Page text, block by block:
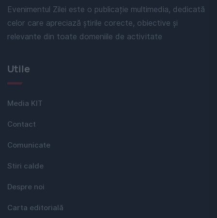
Evenimentul Zilei este o publicație multimedia, dedicată
celor care apreciază știrile corecte, obiective și
relevante din toate domeniile de activitate
Utile
Media KIT
Contact
Comunicate
Stiri calde
Despre noi
Carta editorială